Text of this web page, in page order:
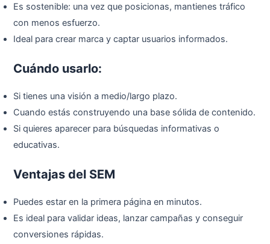
Es sostenible: una vez que posicionas, mantienes tráfico
con menos esfuerzo.
Ideal para crear marca y captar usuarios informados.
Cuándo usarlo:
Si tienes una visión a medio/largo plazo.
Cuando estás construyendo una base sólida de contenido.
Si quieres aparecer para búsquedas informativas o
educativas.
Ventajas del SEM
Puedes estar en la primera página en minutos.
Es ideal para validar ideas, lanzar campañas y conseguir
conversiones rápidas.